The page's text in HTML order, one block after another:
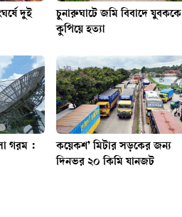
দুই
চুনারুঘাটে জমি বিবাদে যুবককে
কুপিয়ে হত্যা
গরম :
কয়েকশ’ মিটার সড়কের জন্য
দিনভর ২০ কিমি যানজট